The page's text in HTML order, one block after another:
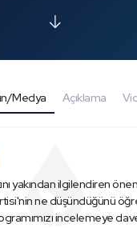
Medya Açıklama
yakından ilgilendiren
ne düşündüğünü
incelemeye